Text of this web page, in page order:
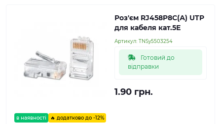
в наявності 🔥 додатково до -12%
Роз'єм RJ458P8C(А) UTP
для кабеля кат.5Е
Артикул: TNSy5503254
Готовий до
відправки
1.90 грн.